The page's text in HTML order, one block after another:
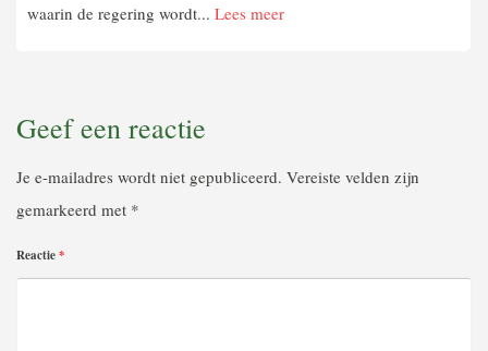
waarin de regering wordt... Lees meer
Geef een reactie
Je e-mailadres wordt niet gepubliceerd. Vereiste velden zijn
gemarkeerd met *
Reactie*